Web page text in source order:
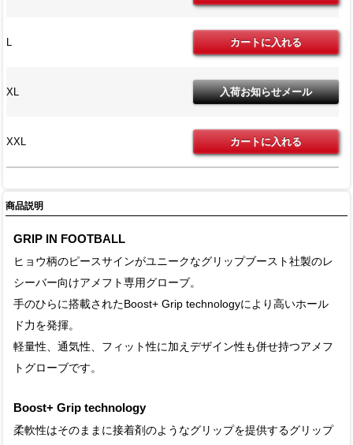
L
XL
XXL
商品説明
GRIP IN FOOTBALL
ヒョウ柄のピースサインがユニークなグリップブースト社製のレ
シーバー向けアメフト専用グローブ。
手のひらに搭載されたBoost+ Grip technologyにより高いホール
ド力を発揮。
軽量性、通気性、フィット性に加えデザイン性も併せ持つアメフ
トグローブです。
Boost+ Grip technology
柔軟性はそのままに接着剤のようなグリップを提供するグリップ